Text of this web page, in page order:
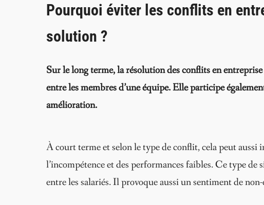
Pourquoi éviter les conflits en
solution ?
Sur le long terme, la résolution des conflits en
entre les membres d’une équipe. Elle participe
amélioration.
À court terme et selon le type de conflit, cela peut
l’incompétence et des performances faibles. Ce type
entre les salariés. Il provoque aussi un sentiment de